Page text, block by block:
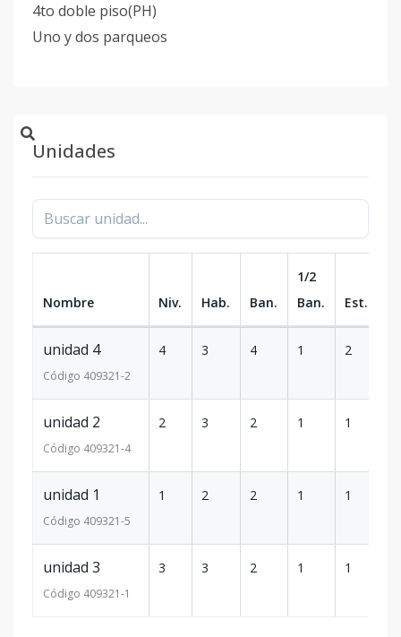
4to doble piso(PH)
Uno y dos parqueos
Unidades
Nombre Niv. Hab. Ban.
1/2
Ban.
Est.
unidad 4
Código 409321-2
4 3 4 1 2
unidad 2
Código 409321-4
2 3 2 1 1
unidad 1
Código 409321-5
1 2 2 1 1
unidad 3
Código 409321-1
3 3 2 1 1